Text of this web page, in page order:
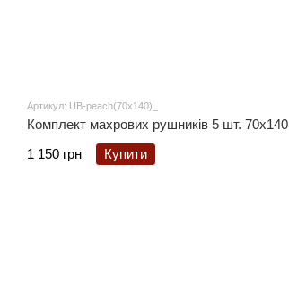
Артикул: UB-peach(70x140)_
Комплект махрових рушників 5 шт. 70x140
1 150 грн
Купити